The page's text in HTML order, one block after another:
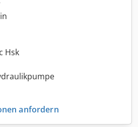
Hsk
anfordern